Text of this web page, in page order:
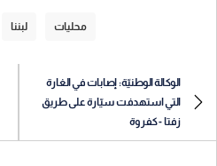
محليات لبننا
الوكالة الوطنيّة: إصابات في الغارة
التي استهدفت سيّارة على طريق
زفتا - كفروة